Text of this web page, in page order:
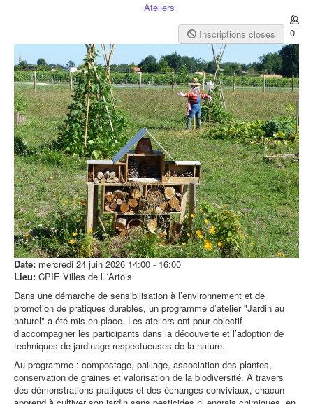
Ateliers
Inscriptions closes
0
Date: mercredi 24 juin 2026 14:00 - 16:00
Lieu: CPIE Villes de l.´Artois
Dans une démarche de sensibilisation à l’environnement et de
promotion de pratiques durables, un programme d’atelier "Jardin au
naturel" a été mis en place. Les ateliers ont pour objectif
d’accompagner les participants dans la découverte et l’adoption de
techniques de jardinage respectueuses de la nature.
Au programme : compostage, paillage, association des plantes,
conservation de graines et valorisation de la biodiversité. À travers
des démonstrations pratiques et des échanges conviviaux, chacun